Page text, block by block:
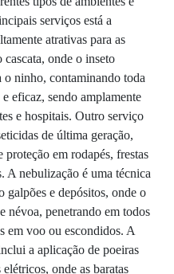
serviços está a
atrativas para as
cascata, onde o inseto
o ninho, contaminando toda
eficaz, sendo amplamente
e hospitais. Outro serviço
de última geração,
em rodapés, frestas
A nebulização é uma técnica
galpões e depósitos, onde o
névoa, penetrando em todos
em voo ou escondidos. A
a aplicação de poeiras
onde as baratas